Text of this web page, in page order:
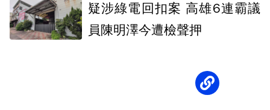
疑涉綠電回扣案 高雄6連霸議
員陳明澤今遭檢聲押